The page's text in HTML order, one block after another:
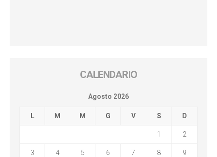
CALENDARIO
Agosto 2026
L M M G V S D
1 2
3 4 5 6 7 8 9